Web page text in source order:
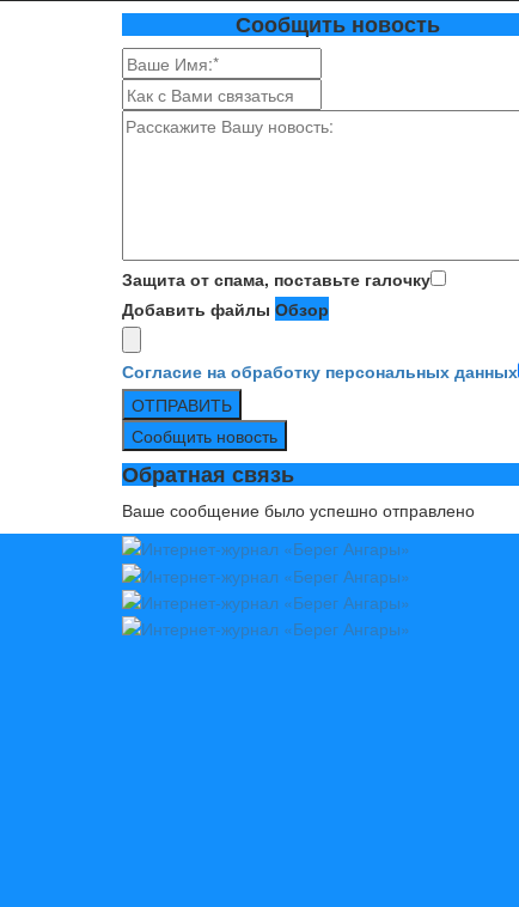
Сообщить новость
Защита от спама, поставьте галочку
Добавить файлы Обзор
Согласие на обработку персональных данных
ОТПРАВИТЬ
Сообщить новость
Обратная связь
Ваше сообщение было успешно отправлено